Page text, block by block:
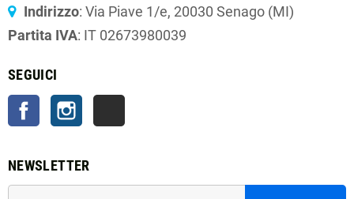
Indirizzo: Via Piave 1/e, 20030 Senago (MI)
Partita IVA: IT 02673980039
SEGUICI
FacebookInstagram
NEWSLETTER